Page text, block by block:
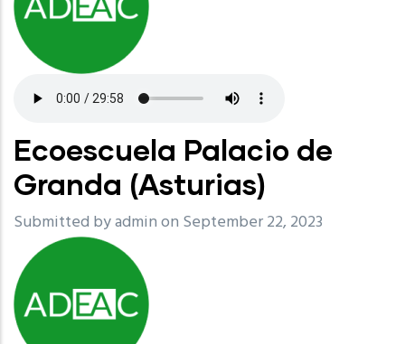
Ecoescuela Palacio de
Granda (Asturias)
Submitted byadminon September 22, 2023